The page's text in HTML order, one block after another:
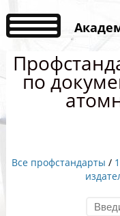
по
Все профстандарты /